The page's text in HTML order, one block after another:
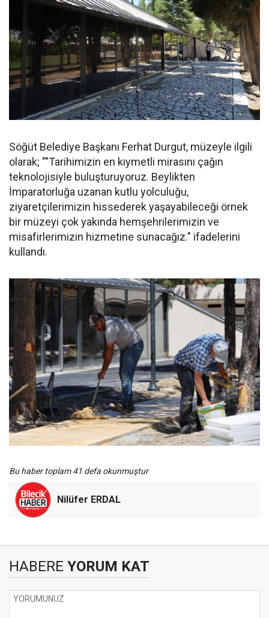
Söğüt Belediye Başkanı Ferhat Durgut, müzeyle ilgili
olarak; ""Tarihimizin en kıymetli mirasını çağın
teknolojisiyle buluşturuyoruz. Beylikten
İmparatorluğa uzanan kutlu yolculuğu,
ziyaretçilerimizin hissederek yaşayabileceği örnek
bir müzeyi çok yakında hemşehrilerimizin ve
misafirlerimizin hizmetine sunacağız." ifadelerini
kullandı.
Bu haber toplam 41 defa okunmuştur
Nilüfer ERDAL
HABERE YORUM KAT